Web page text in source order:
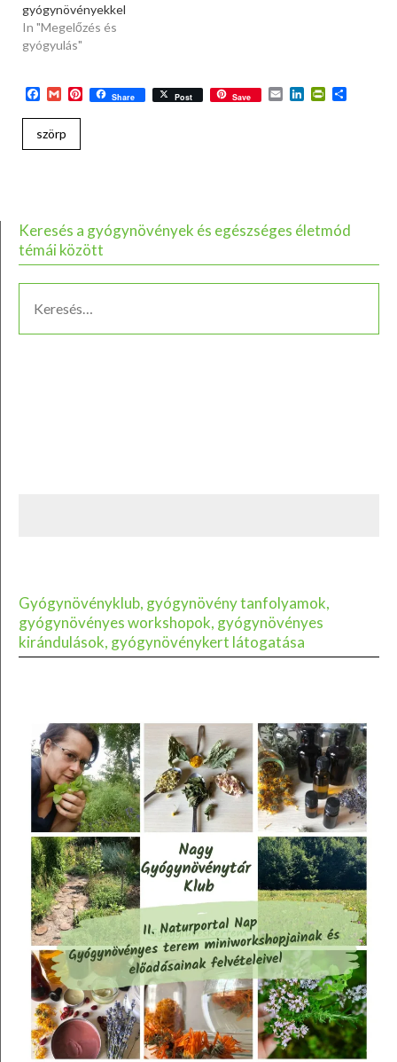
gyógynövényekkel
In "Megelőzés és
gyógyulás"
Facebook
GmailPinterest
Share Post Save EmailLinkedIn
szörp
Keresés a gyógynövények és egészséges életmód
témái között
Gyógynövényklub, gyógynövény tanfolyamok,
gyógynövényes workshopok, gyógynövényes
kirándulások, gyógynövénykert látogatása